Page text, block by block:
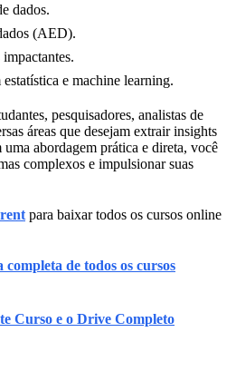
dados.
(AED).
e machine learning.
pesquisadores, analistas de
áreas que desejam extrair insights
abordagem prática e direta, você
complexos e impulsionar suas
para baixar todos os cursos online
completa de todos os cursos
Curso e o Drive Completo